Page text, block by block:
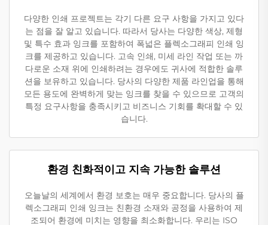
다양한 인쇄 프로젝트는 각기 다른 요구 사항을 가지고 있다
는 점을 잘 알고 있습니다. 따라서 당사는 다양한 색상, 제형
및 특수 효과 잉크를 포함하여 폭넓은 플렉소그래피 인쇄 잉
크를 제공하고 있습니다. 고속 인쇄, 미세 라인 작업 또는 까
다로운 소재 위에 인쇄하려는 경우에도 귀사에 적합한 솔루
션을 보유하고 있습니다. 당사의 다양한 제품 라인업을 통해
모든 용도에 완벽하게 맞는 잉크를 찾을 수 있으므로 고객의
특정 요구사항을 충족시키고 비즈니스 기회를 확대할 수 있
습니다.
환경 친화적이고 지속 가능한 솔루션
오늘날의 세계에서 환경 보호는 매우 중요합니다. 당사의 플
렉소그래피 인쇄 잉크는 친환경 소재와 공정을 사용하여 제
조되어 환경에 미치는 영향을 최소화합니다. 우리는 ISO